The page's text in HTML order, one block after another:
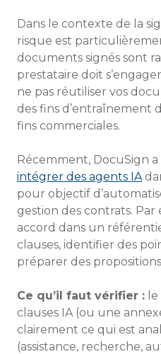
Dans le contexte de la
risque est
documents signés sont
prestataire doit
ne pas réutiliser vos
des fins d’entraînement
fins commerciales.
Récemment, DocuSign
intégrer des agents IA
pour objectif
gestion des contrats.
accord dans un
clauses, identifier des
préparer des
Ce qu’il faut vérifier :
clauses IA (ou une
clairement ce qui est
(assistance, recherche,